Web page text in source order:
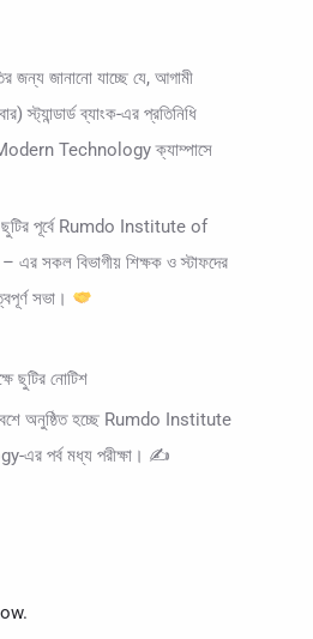
জন্য জানানো যাচ্ছে যে, আগামী
স্ট্যান্ডার্ড ব্যাংক-এর প্রতিনিধি
Technology ক্যাম্পাসে
ছুটির পূর্বে Rumdo Institute of
সকল বিভাগীয় শিক্ষক ও স্টাফদের
সভা।
ছুটির নোটিশ
অনুষ্ঠিত হচ্ছে Rumdo Institute
পর্ব মধ্য পরীক্ষা। ✍